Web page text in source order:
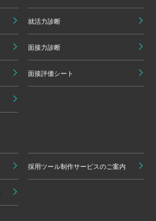
就活力診断
面接力診断
面接評価シート
採用ツール制作サービスのご案内